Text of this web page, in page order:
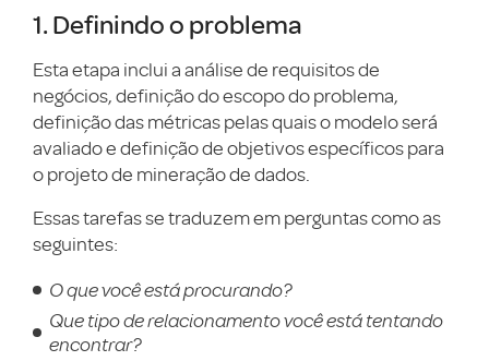
1. Definindo o problema
Esta etapa inclui a análise de requisitos de
negócios, definição do escopo do problema,
definição das métricas pelas quais o modelo será
avaliado e definição de objetivos específicos para
o projeto de mineração de dados.
Essas tarefas se traduzem em perguntas como as
seguintes:
O que você está procurando?
Que tipo de relacionamento você está tentando
encontrar?